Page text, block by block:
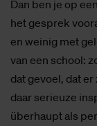
Dan ben je op
het gesprek
en weinig met
van een school:
dat gevoel, dat
daar serieuze
überhaupt als